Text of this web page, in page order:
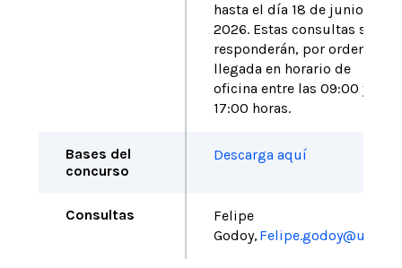
hasta el día 18 de junio de
2026. Estas consultas se
responderán, por orden de
llegada en horario de
oficina entre las 09:00 y
17:00 horas.
Bases del
concurso
Descarga aquí
Consultas
Felipe
Godoy, Felipe.godoy@uss.cl